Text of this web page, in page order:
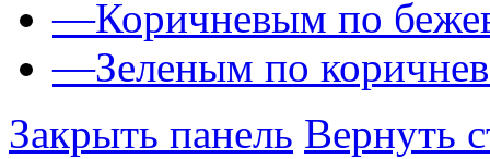
—Коричневым по
—Зеленым по
Закрыть панель Вернуть